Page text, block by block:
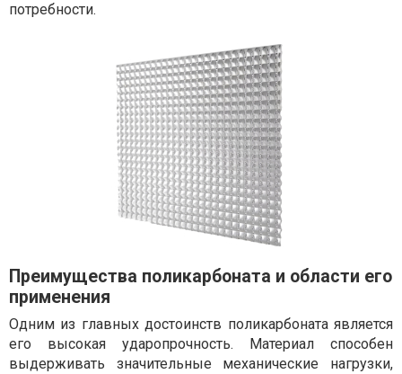
потребности.
Преимущества поликарбоната и области его
применения
Одним из главных достоинств поликарбоната является
его высокая ударопрочность. Материал способен
выдерживать значительные механические нагрузки,